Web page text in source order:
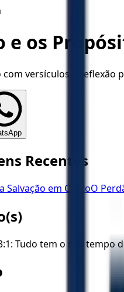
e os
versículos e reflexão
Recentes
Salvação em CristoO
Tudo tem o seu tempo